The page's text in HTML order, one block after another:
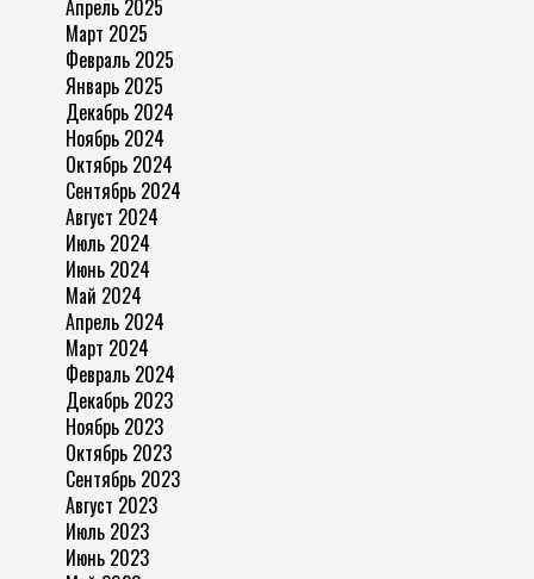
Апрель 2025
Март 2025
Февраль 2025
Январь 2025
Декабрь 2024
Ноябрь 2024
Октябрь 2024
Сентябрь 2024
Август 2024
Июль 2024
Июнь 2024
Май 2024
Апрель 2024
Март 2024
Февраль 2024
Декабрь 2023
Ноябрь 2023
Октябрь 2023
Сентябрь 2023
Август 2023
Июль 2023
Июнь 2023